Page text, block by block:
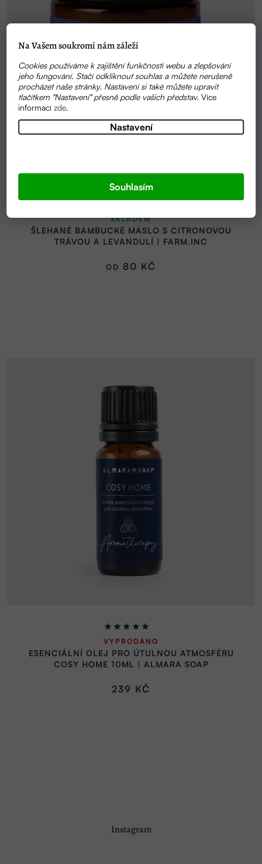
Na Vašem soukromí nám záleží
Cookies používáme k zajištění funkčnosti webu a zlepšování
jeho fungování. Stačí odkliknout souhlas a můžete nerušeně
procházet naše stránky. Nastavení si také můžete upravit
tlačítkem "Nastavení" přesně podle vašich představ.Více
informacízde.
Nastavení
Souhlasím
ŠLEHANÉ BAMBUCKÉ MÁSLO S CITRONOVOU
TRÁVOU A LEVANDULÍ | FARM.INC
hodnocení
produktu
je
SKLADEM
OD 80 KČ
ESENCIÁLNÍ OLEJ PRO ÚTULNOU ATMOSFÉRU
COSY HOME 10ML | ALMARA SOAP
Průměrné
hodnocení
produktu
je
VYPRODÁNO
239 KČ
Instagram